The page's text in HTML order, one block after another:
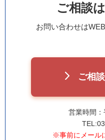
ご相談
お問い合わせは
ご相
営業時間
※事前にメール